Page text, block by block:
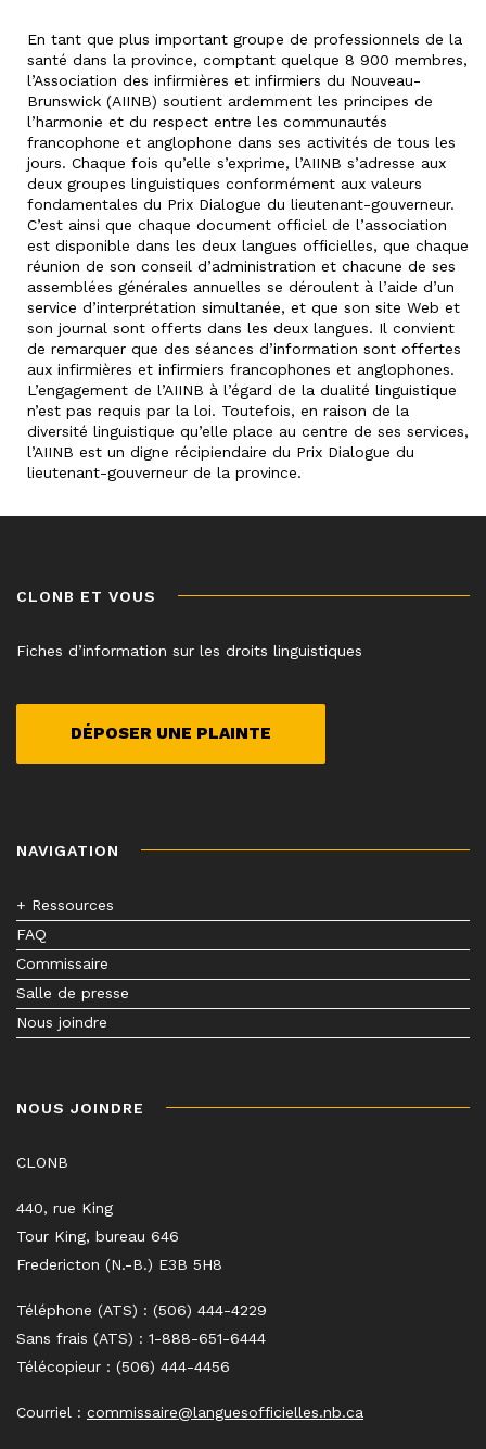
En tant que plus important groupe de professionnels de la
santé dans la province, comptant quelque 8 900 membres,
l’Association des infirmières et infirmiers du Nouveau-
Brunswick (AIINB) soutient ardemment les principes de
l’harmonie et du respect entre les communautés
francophone et anglophone dans ses activités de tous les
jours. Chaque fois qu’elle s’exprime, l’AIINB s’adresse aux
deux groupes linguistiques conformément aux valeurs
fondamentales du Prix Dialogue du lieutenant-gouverneur.
C’est ainsi que chaque document officiel de l’association
est disponible dans les deux langues officielles, que chaque
réunion de son conseil d’administration et chacune de ses
assemblées générales annuelles se déroulent à l’aide d’un
service d’interprétation simultanée, et que son site Web et
son journal sont offerts dans les deux langues. Il convient
de remarquer que des séances d’information sont offertes
aux infirmières et infirmiers francophones et anglophones.
L’engagement de l’AIINB à l’égard de la dualité linguistique
n’est pas requis par la loi. Toutefois, en raison de la
diversité linguistique qu’elle place au centre de ses services,
l’AIINB est un digne récipiendaire du Prix Dialogue du
lieutenant-gouverneur de la province.
CLONB ET VOUS
Fiches d’information sur les droits linguistiques
DÉPOSER UNE PLAINTE
NAVIGATION
+ Ressources
FAQ
Commissaire
Salle de presse
Nous joindre
NOUS JOINDRE
CLONB
440, rue King
Tour King, bureau 646
Fredericton (N.-B.) E3B 5H8
Téléphone (ATS) : (506) 444-4229
Sans frais (ATS) : 1-888-651-6444
Télécopieur : (506) 444-4456
Courriel : commissaire@languesofficielles.nb.ca